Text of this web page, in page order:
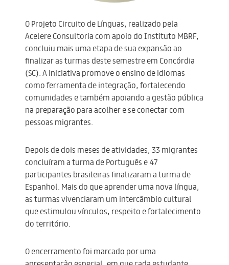
O Projeto Circuito de Línguas, realizado pela
Acelere Consultoria com apoio do Instituto MBRF,
concluiu mais uma etapa de sua expansão ao
finalizar as turmas deste semestre em Concórdia
(SC). A iniciativa promove o ensino de idiomas
como ferramenta de integração, fortalecendo
comunidades e também apoiando a gestão pública
na preparação para acolher e se conectar com
pessoas migrantes.
Depois de dois meses de atividades, 33 migrantes
concluíram a turma de Português e 47
participantes brasileiras finalizaram a turma de
Espanhol. Mais do que aprender uma nova língua,
as turmas vivenciaram um intercâmbio cultural
que estimulou vínculos, respeito e fortalecimento
do território.
O encerramento foi marcado por uma